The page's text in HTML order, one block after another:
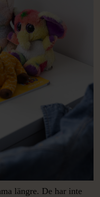
längre. De har inte